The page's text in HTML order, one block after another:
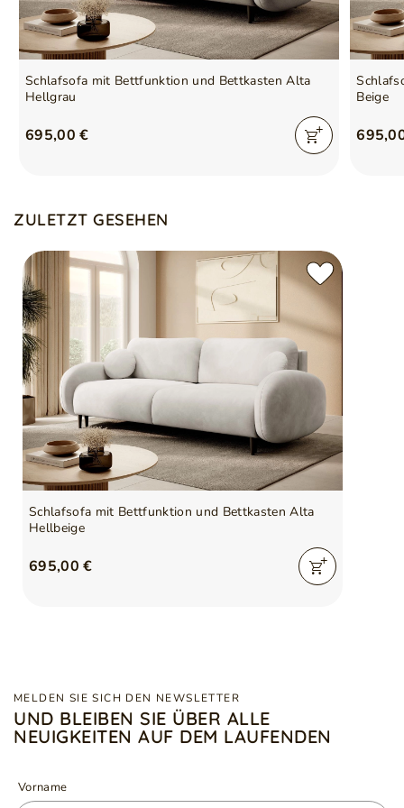
Verantwortliche Stelle für
dieses Produkt in der EU
GrainGold Sp z o.o.
Mehr
SerieALTA
Schlafsofa mit Bettfunktion und Bettkasten Alta
Hellgrau
695,00 €
Beige
ZULETZT GESEHEN
Schlafsofa mit Bettfunktion und Bettkasten Alta
Hellbeige
695,00 €
MELDEN SIE SICH DEN NEWSLETTER
UND BLEIBEN SIE ÜBER ALLE
NEUIGKEITEN AUF DEM LAUFENDEN
Vorname